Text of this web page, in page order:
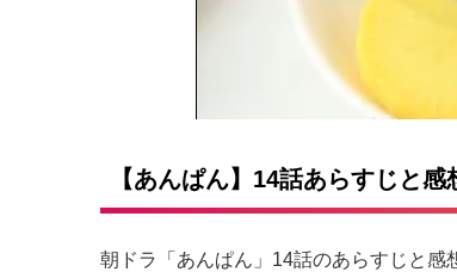
【あんぱん】14話あらすじと感
朝ドラ「あんぱん」14話のあらすじと感